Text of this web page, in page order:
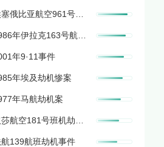
年9·11事件
年埃及劫机惨案
年马航劫机案
139航班劫机事件